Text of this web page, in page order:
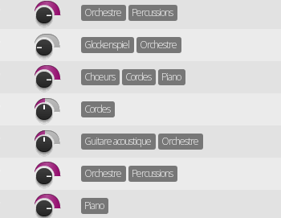
Orchestre Percussions
Glockenspiel Orchestre
Chœurs Cordes Piano
Cordes
Guitare acoustique Orchestre
Orchestre Percussions
Piano